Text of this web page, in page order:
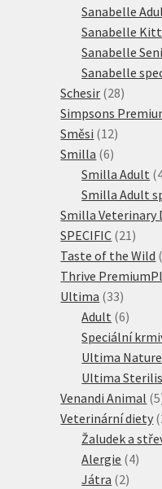
Sanabelle
Sanabelle
Sanabelle
Sanabelle
Schesir 2828
Simpsons
Směsi 1212
Smilla 66
produktů
Smilla Adult
Smilla Adult
Smilla Veterinary
SPECIFIC 21 21
Taste of the Wild
Thrive
Ultima 3333
Adult 66
Speciální
Ultima Nature
Ultima
Venandi Animal 5
Veterinární diety
Žaludek a
Alergie 44
Játra 22